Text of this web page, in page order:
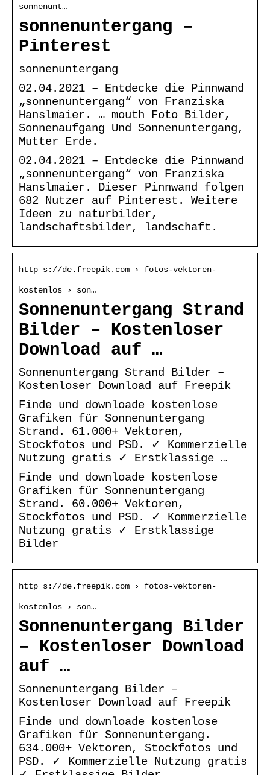
sonnenunt…
sonnenuntergang –
Pinterest
sonnenuntergang
02.04.2021 – Entdecke die Pinnwand
„sonnenuntergang“ von Franziska
Hanslmaier. … mouth Foto Bilder,
Sonnenaufgang Und Sonnenuntergang,
Mutter Erde.
02.04.2021 – Entdecke die Pinnwand
„sonnenuntergang“ von Franziska
Hanslmaier. Dieser Pinnwand folgen
682 Nutzer auf Pinterest. Weitere
Ideen zu naturbilder,
landschaftsbilder, landschaft.
http s://de.freepik.com › fotos-vektoren-
kostenlos › son…
Sonnenuntergang Strand
Bilder – Kostenloser
Download auf …
Sonnenuntergang Strand Bilder –
Kostenloser Download auf Freepik
Finde und downloade kostenlose
Grafiken für Sonnenuntergang
Strand. 61.000+ Vektoren,
Stockfotos und PSD. ✓ Kommerzielle
Nutzung gratis ✓ Erstklassige …
Finde und downloade kostenlose
Grafiken für Sonnenuntergang
Strand. 60.000+ Vektoren,
Stockfotos und PSD. ✓ Kommerzielle
Nutzung gratis ✓ Erstklassige
Bilder
http s://de.freepik.com › fotos-vektoren-
kostenlos › son…
Sonnenuntergang Bilder
– Kostenloser Download
auf …
Sonnenuntergang Bilder –
Kostenloser Download auf Freepik
Finde und downloade kostenlose
Grafiken für Sonnenuntergang.
634.000+ Vektoren, Stockfotos und
PSD. ✓ Kommerzielle Nutzung gratis